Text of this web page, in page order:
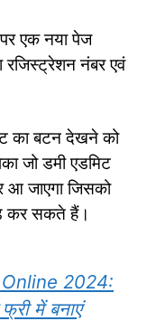
एक नया पेज
नंबर एवं
का बटन देखने को
जो डमी एडमिट
जाएगा जिसको
कर सकते हैं।
2024:
में बनाएं